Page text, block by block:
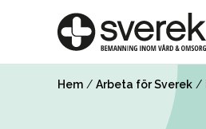
Hem / Arbeta för Sverek /